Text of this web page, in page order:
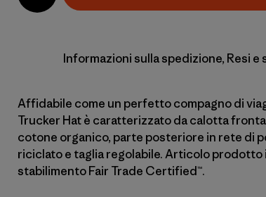
Informazioni sulla spedizione, Resi e
Affidabile come un perfetto compagno di
Trucker Hat è caratterizzato da calotta
cotone organico, parte posteriore in rete di
riciclato e taglia regolabile. Articolo prodotto
stabilimento Fair Trade Certified™.